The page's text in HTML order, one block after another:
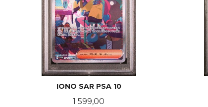
IONO SAR PSA 10
Pris
1 599,00